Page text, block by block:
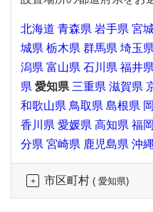
北海道 青森県 岩手県 宮
城県 栃木県 群馬県 埼玉県
潟県 富山県 石川県 福井県
県 愛知県 三重県 滋賀県
和歌山県 鳥取県 島根県
香川県 愛媛県 高知県 福
分県 宮崎県 鹿児島県 沖
市区町村 ( 愛知県)